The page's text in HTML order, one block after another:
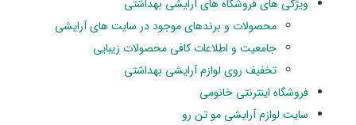
ویژگی های فروشگاه های آرایشی بهداشتی
محصولات و برندهای موجود در سایت های آرایشی
جامعیت و اطلاعات کافی محصولات زیبایی
تخفیف روی لوازم آرایشی بهداشتی
فروشگاه اینترنتی خانومی
سایت لوازم آرایشی مو تن رو